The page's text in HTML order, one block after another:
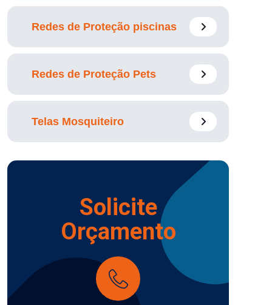
Redes de Proteção piscinas
Redes de Proteção Pets
Telas Mosquiteiro
Solicite
Orçamento